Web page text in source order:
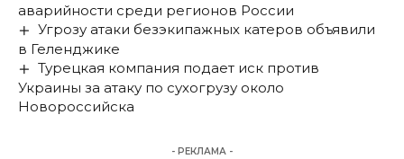
аварийности среди регионов России
Угрозу атаки безэкипажных катеров объявили
в Геленджике
Турецкая компания подает иск против
Украины за атаку по сухогрузу около
Новороссийска
- РЕКЛАМА -